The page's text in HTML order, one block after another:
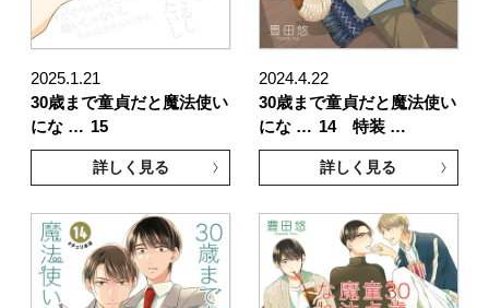
2025.1.21
30歳まで童貞だと魔法使い
にな … 15
詳しく見る
2024.4.22
30歳まで童貞だと魔法使い
にな … 14 特装 …
詳しく見る